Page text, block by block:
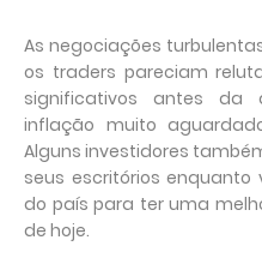
As negociações
os traders pareciam
significativos antes da
inflação muito
Alguns investidores
seus escritórios
do país para ter uma
de hoje.